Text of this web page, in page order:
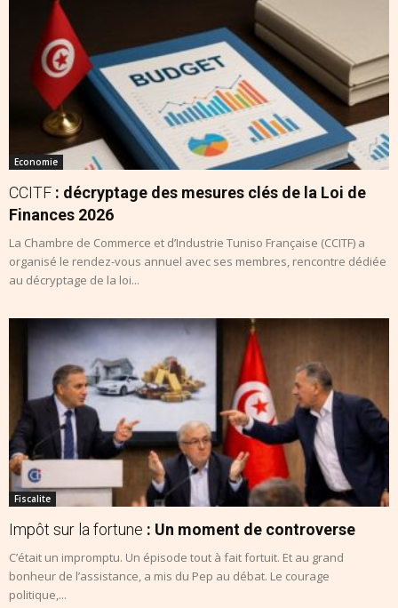
Economie
CCITF : décryptage des mesures clés de la Loi de
Finances 2026
La Chambre de Commerce et d’Industrie Tuniso Française (CCITF) a
organisé le rendez-vous annuel avec ses membres, rencontre dédiée
au décryptage de la loi...
Fiscalite
Impôt sur la fortune : Un moment de controverse
C’était un impromptu. Un épisode tout à fait fortuit. Et au grand
bonheur de l’assistance, a mis du Pep au débat. Le courage
politique,...